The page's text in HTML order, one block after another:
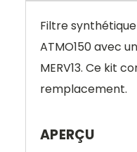
Filtre
ATMO150 avec
MERV13. Ce kit
remplacement.
APERÇU